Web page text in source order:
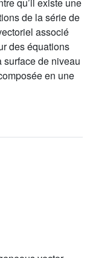
de la série de
associé
des équations
de niveau
en une